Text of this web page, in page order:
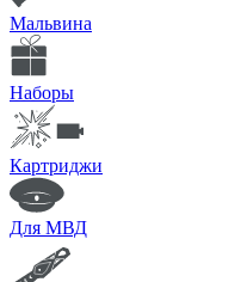
Мальвина
Наборы
Картриджи
Для МВД